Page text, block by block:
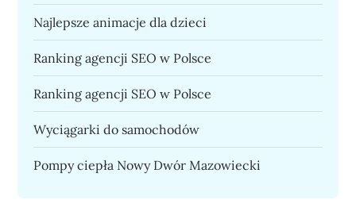
Najlepsze animacje dla dzieci
Ranking agencji SEO w Polsce
Ranking agencji SEO w Polsce
Wyciągarki do samochodów
Pompy ciepła Nowy Dwór Mazowiecki